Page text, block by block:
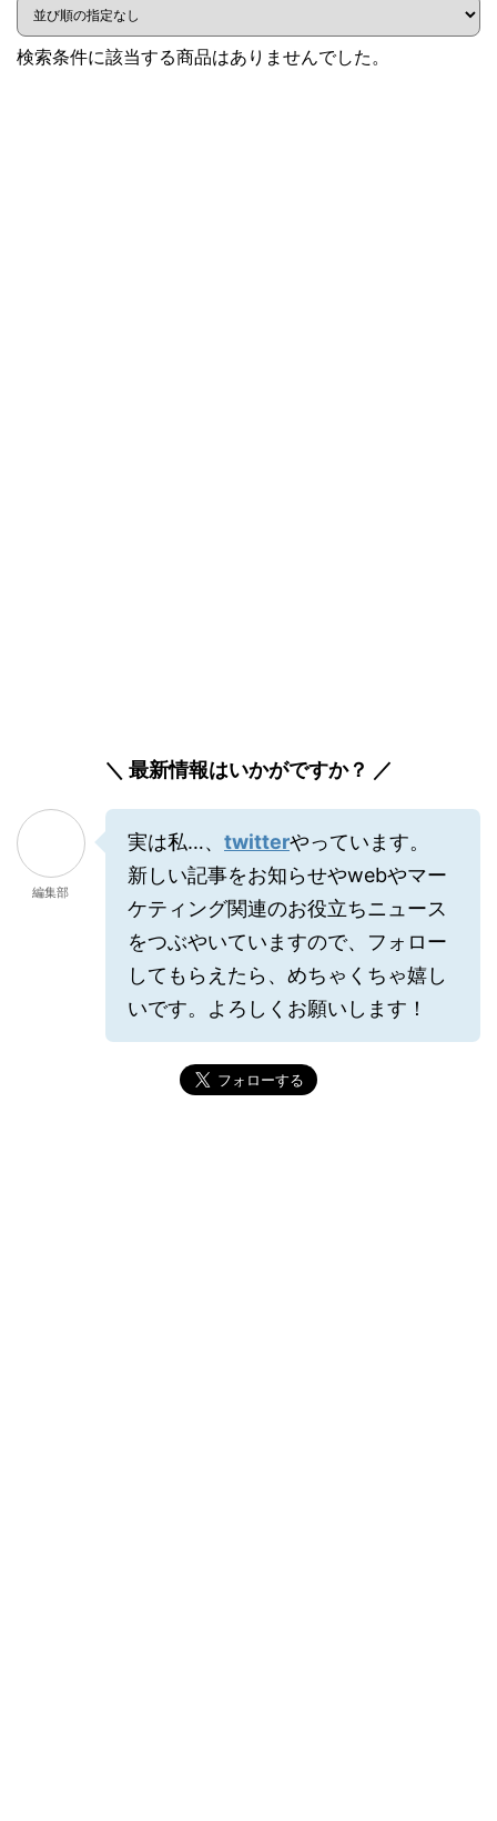
検索条件に該当する商品はありませんでした。
＼ 最新情報はいかがですか？ ／
編集部
実は私…、 twitterやっています。
新しい記事をお知らせやwebやマー
ケティング関連のお役立ちニュース
をつぶやいていますので、フォロー
してもらえたら、めちゃくちゃ嬉し
いです。よろしくお願いします！